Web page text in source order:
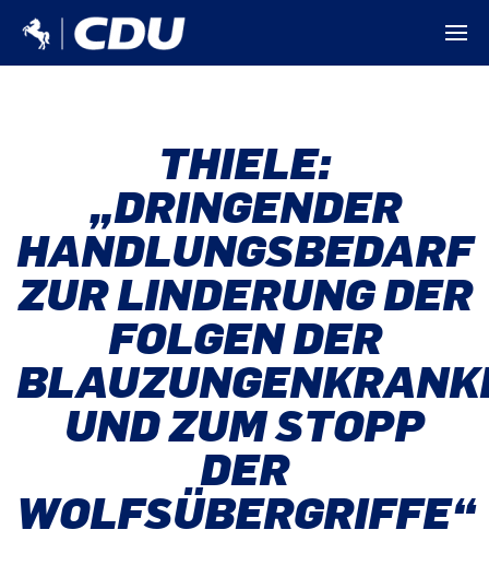
THIELE:
„DRINGENDER
HANDLUNGSBEDARF
ZUR LINDERUNG DER
FOLGEN DER
UND ZUM STOPP
DER
WOLFSÜBERGRIFFE“